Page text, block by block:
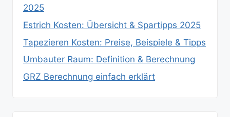
2025
Estrich Kosten: Übersicht & Spartipps 2025
Tapezieren Kosten: Preise, Beispiele & Tipps
Umbauter Raum: Definition & Berechnung
GRZ Berechnung einfach erklärt